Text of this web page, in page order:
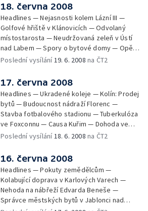
18. června 2008
Headlines — Nejasnosti kolem Lázní III —
Golfové hřiště v Klánovicích — Odvolaný
místostarosta — Neudržovaná zeleň v Ústí
nad Labem — Spory o bytové domy — Opět
průjezdná křižovatka — Výstavba okruhu
Kuřimská kauza 2. dnem u soudu — Poplatky
novorozenců v porodnici — Milovice —
Nejkrásnější nádraží
Poslední vysílání 19. 6. 2008 na ČT2
17. června 2008
Headlines — Ukradené koleje — Kolín: Prodej
bytů — Budoucnost nádraží Florenc —
Stavba fotbalového stadionu — Tuberkulóza
ve Foxconnu — Causa Kuřim — Dohoda ve
straně Zelených — Tunelování Lesů ČR? —
Pictus naposledy v ČR
Poslední vysílání 18. 6. 2008 na ČT2
16. června 2008
Headlines — Pokuty zemědělcům —
Kolabující doprava v Karlových Varech —
Nehoda na nábřeží Edvarda Beneše —
Správce městských bytů v Jablonci nad